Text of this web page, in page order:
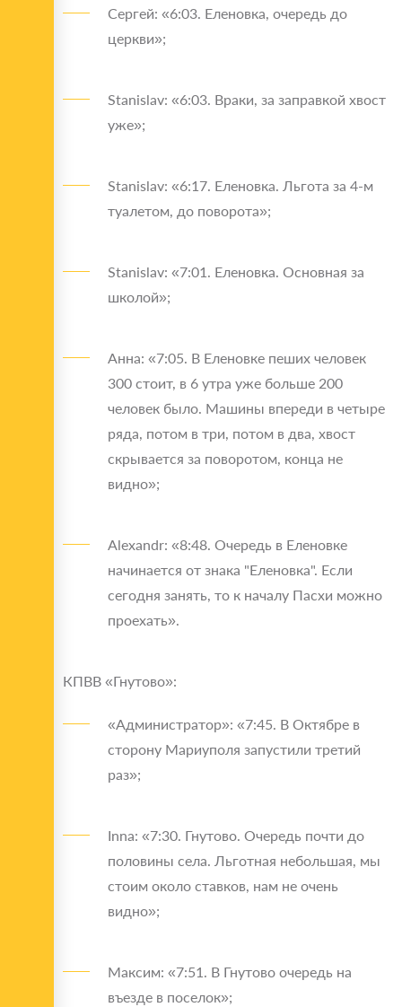
Сергей: «6:03. Еленовка, очередь до
церкви»;
Stanislav: «6:03. Враки, за заправкой хвост
уже»;
Stanislav: «6:17. Еленовка. Льгота за 4-м
туалетом, до поворота»;
Stanislav: «7:01. Еленовка. Основная за
школой»;
Анна: «7:05. В Еленовке пеших человек
300 стоит, в 6 утра уже больше 200
человек было. Машины впереди в четыре
ряда, потом в три, потом в два, хвост
скрывается за поворотом, конца не
видно»;
Alexandr: «8:48. Очередь в Еленовке
начинается от знака "Еленовка". Если
сегодня занять, то к началу Пасхи можно
проехать».
КПВВ «Гнутово»:
«Администратор»: «7:45. В Октябре в
сторону Мариуполя запустили третий
раз»;
Inna: «7:30. Гнутово. Очередь почти до
половины села. Льготная небольшая, мы
стоим около ставков, нам не очень
видно»;
Максим: «7:51. В Гнутово очередь на
въезде в поселок»;